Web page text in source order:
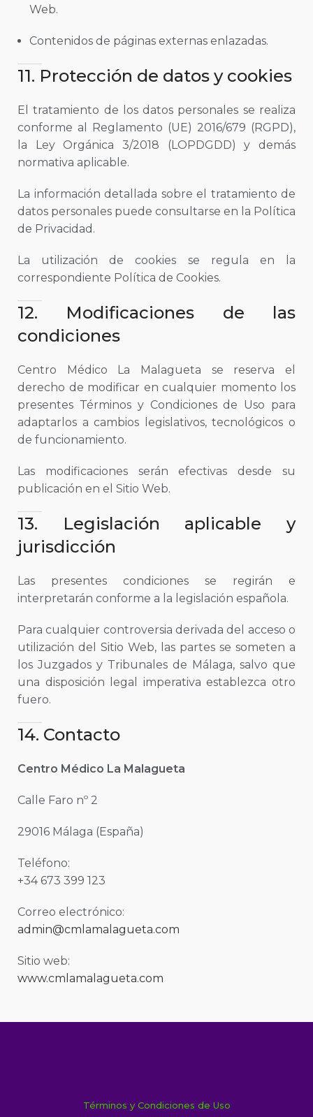
Web.
Contenidos de páginas externas enlazadas.
11. Protección de datos y cookies
El tratamiento de los datos personales se realiza
conforme al Reglamento (UE) 2016/679 (RGPD),
la Ley Orgánica 3/2018 (LOPDGDD) y demás
normativa aplicable.
La información detallada sobre el tratamiento de
datos personales puede consultarse en la Política
de Privacidad.
La utilización de cookies se regula en la
correspondiente Política de Cookies.
12. Modificaciones de las
condiciones
Centro Médico La Malagueta se reserva el
derecho de modificar en cualquier momento los
presentes Términos y Condiciones de Uso para
adaptarlos a cambios legislativos, tecnológicos o
de funcionamiento.
Las modificaciones serán efectivas desde su
publicación en el Sitio Web.
13. Legislación aplicable y
jurisdicción
Las presentes condiciones se regirán e
interpretarán conforme a la legislación española.
Para cualquier controversia derivada del acceso o
utilización del Sitio Web, las partes se someten a
los Juzgados y Tribunales de Málaga, salvo que
una disposición legal imperativa establezca otro
fuero.
14. Contacto
Centro Médico La Malagueta
Calle Faro nº 2
29016 Málaga (España)
Teléfono:
+34 673 399 123
Correo electrónico:
admin@cmlamalagueta.com
Sitio web:
www.cmlamalagueta.com
Términos y Condiciones de Uso